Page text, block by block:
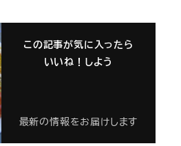
この記事が気に入ったら
いいね！しよう
最新の情報をお届けします